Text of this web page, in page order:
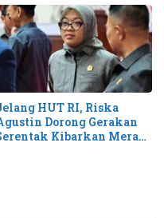
HUT RI, Riska
Dorong Gerakan
Kibarkan Merah